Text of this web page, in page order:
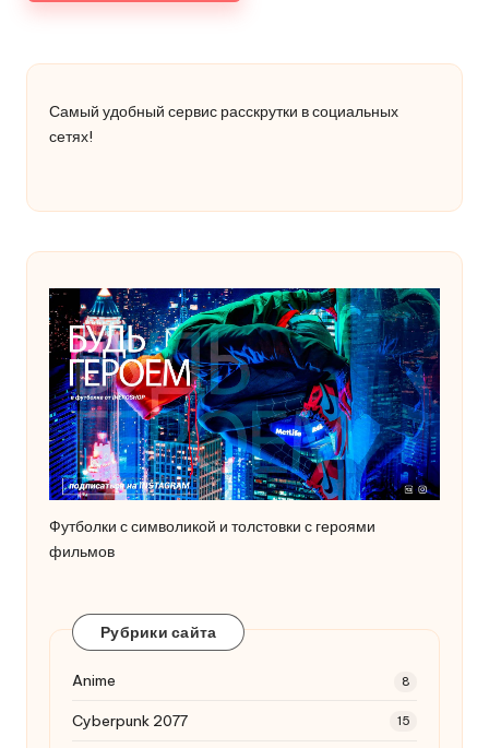
Самый удобный сервис расскрутки в социальных
сетях!
Футболки с символикой и толстовки с героями
фильмов
Рубрики сайта
Anime 8
Cyberpunk 2077 15